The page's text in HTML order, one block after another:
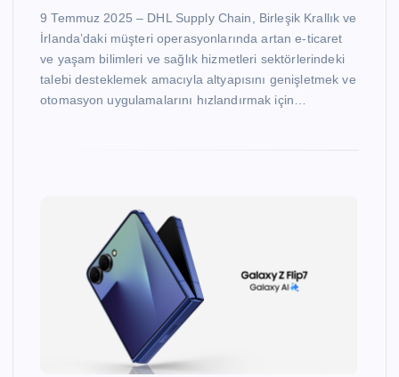
9 Temmuz 2025 – DHL Supply Chain, Birleşik Krallık ve
İrlanda’daki müşteri operasyonlarında artan e-ticaret
ve yaşam bilimleri ve sağlık hizmetleri sektörlerindeki
talebi desteklemek amacıyla altyapısını genişletmek ve
otomasyon uygulamalarını hızlandırmak için…